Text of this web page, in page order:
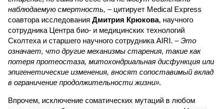
наблюдаемую смертность, –цитирует Medical Express
соавтора исследования Дмитрия Крюкова, научного
сотрудника Центра био- и медицинских технологий
Сколтеха и старшего научного сотрудника AIRI. –Это
означает, что другие механизмы старения, такие как
потеря протеостаза, митохондриальная дисфункция или
эпигенетические изменения, вносят сопоставимый вклад
в ограничение продолжительности жизни».
Впрочем, исключение соматических мутаций в любом